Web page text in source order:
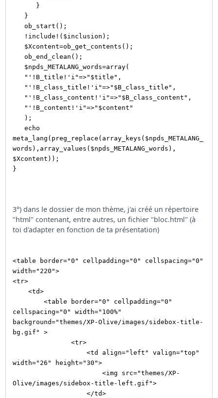
}
}
ob_start();
!include!($inclusion);
$Xcontent=ob_get_contents();
ob_end_clean();
$npds_METALANG_words=array(
"'!B_title!'i"=>"$title",
"'!B_class_title!'i"=>"$B_class_title",
"'!B_class_content!'i"=>"$B_class_content",
"'!B_content!'i"=>"$content"
);
echo
meta_lang(preg_replace(array_keys($npds_METALANG_
words),array_values($npds_METALANG_words),
$Xcontent));
}
3°) dans le dossier de mon thème, j'ai créé un répertoire
"html" contenant, entre autres, un fichier "bloc.html" (à
toi d'adapter en fonction de ta présentation)
<table border="0" cellpadding="0" cellspacing="0"
width="220">
<tr>
<td>
<table border="0" cellpadding="0"
cellspacing="0" width="100%"
background="themes/XP-Olive/images/sidebox-title-
bg.gif" >
<tr>
<td align="left" valign="top"
width="26" height="30">
<img src="themes/XP-
Olive/images/sidebox-title-left.gif">
</td>